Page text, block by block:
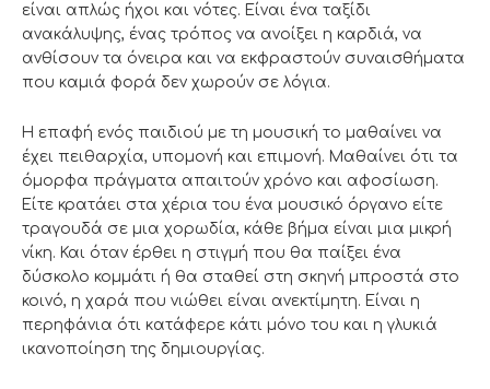
είναι απλώς ήχοι και νότες. Είναι ένα ταξίδι
ανακάλυψης, ένας τρόπος να ανοίξει η καρδιά, να
ανθίσουν τα όνειρα και να εκφραστούν συναισθήματα
που καμιά φορά δεν χωρούν σε λόγια.
Η επαφή ενός παιδιού με τη μουσική το μαθαίνει να
έχει πειθαρχία, υπομονή και επιμονή. Μαθαίνει ότι τα
όμορφα πράγματα απαιτούν χρόνο και αφοσίωση.
Είτε κρατάει στα χέρια του ένα μουσικό όργανο είτε
τραγουδά σε μια χορωδία, κάθε βήμα είναι μια μικρή
νίκη. Και όταν έρθει η στιγμή που θα παίξει ένα
δύσκολο κομμάτι ή θα σταθεί στη σκηνή μπροστά στο
κοινό, η χαρά που νιώθει είναι ανεκτίμητη. Είναι η
περηφάνια ότι κατάφερε κάτι μόνο του και η γλυκιά
ικανοποίηση της δημιουργίας.